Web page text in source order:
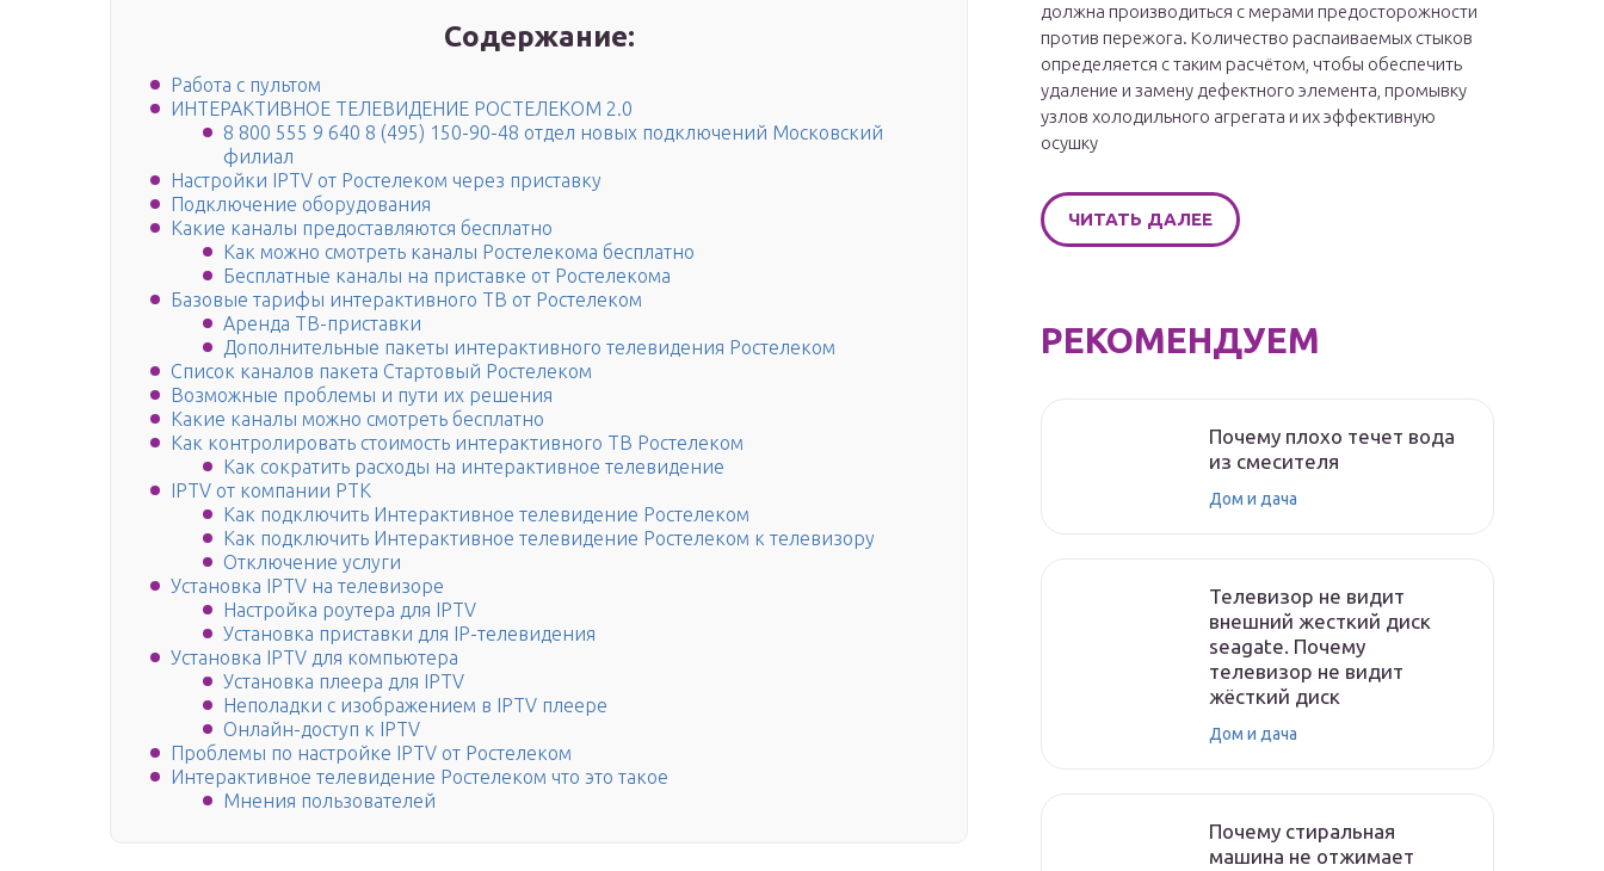
Содержание:
Работа с пультом
ИНТЕРАКТИВНОЕ ТЕЛЕВИДЕНИЕ РОСТЕЛЕКОМ 2.0
8 800 555 9 640 8 (495) 150-90-48 отдел новых подключений Московский
филиал
Настройки IPTV от Ростелеком через приставку
Подключение оборудования
Какие каналы предоставляются бесплатно
Как можно смотреть каналы Ростелекома бесплатно
Бесплатные каналы на приставке от Ростелекома
Базовые тарифы интерактивного ТВ от Ростелеком
Аренда ТВ-приставки
Дополнительные пакеты интерактивного телевидения Ростелеком
Список каналов пакета Стартовый Ростелеком
Возможные проблемы и пути их решения
Какие каналы можно смотреть бесплатно
Как контролировать стоимость интерактивного ТВ Ростелеком
Как сократить расходы на интерактивное телевидение
IPTV от компании РТК
Как подключить Интерактивное телевидение Ростелеком
Как подключить Интерактивное телевидение Ростелеком к телевизору
Отключение услуги
Установка IPTV на телевизоре
Настройка роутера для IPTV
Установка приставки для IP-телевидения
Установка IPTV для компьютера
Установка плеера для IPTV
Неполадки с изображением в IPTV плеере
Онлайн-доступ к IPTV
Проблемы по настройке IPTV от Ростелеком
Интерактивное телевидение Ростелеком что это такое
Мнения пользователей
должна производиться с мерами предосторожности
против пережога. Количество распаиваемых стыков
определяется с таким расчётом, чтобы обеспечить
удаление и замену дефектного элемента, промывку
узлов холодильного агрегата и их эффективную
осушку
ЧИТАТЬ ДАЛЕЕ
РЕКОМЕНДУЕМ
Почему плохо течет вода
из смесителя
Дом и дача
Телевизор не видит
внешний жесткий диск
seagate. Почему
телевизор не видит
жёсткий диск
Дом и дача
Почему стиральная
машина не отжимает